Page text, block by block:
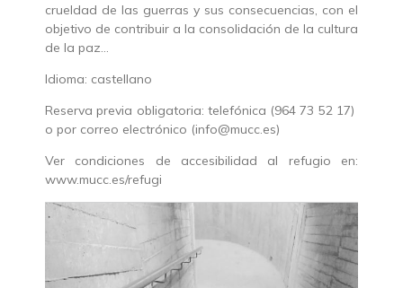
crueldad de las guerras y sus consecuencias, con el
objetivo de contribuir a la consolidación de la cultura
de la paz…
Idioma: castellano
Reserva previa obligatoria: telefónica (964 73 52 17)
o por correo electrónico (info@mucc.es)
Ver condiciones de accesibilidad al refugio en:
www.mucc.es/refugi